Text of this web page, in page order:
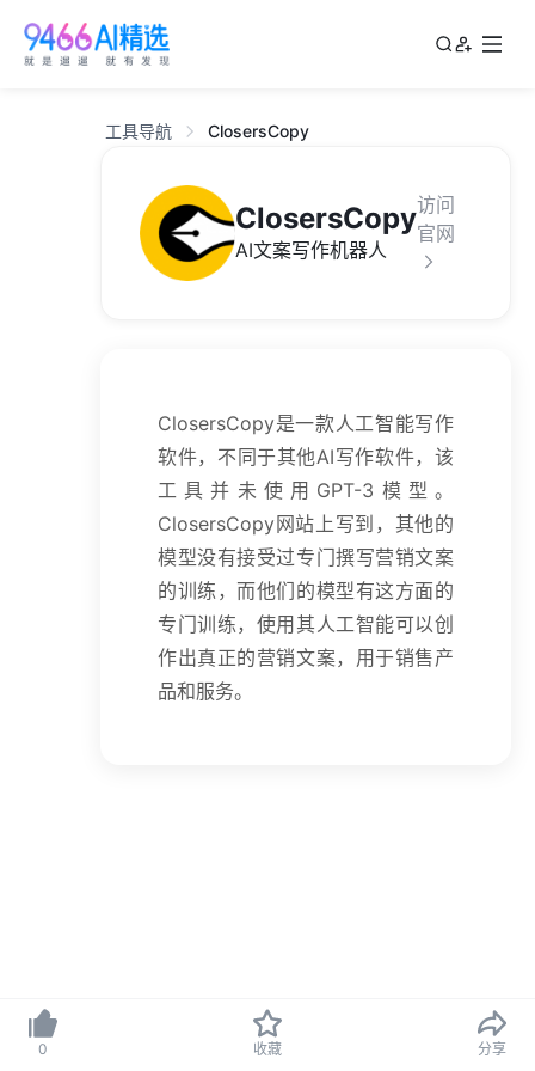
0 收藏 分享
工具导航 ClosersCopy
ClosersCopy
AI文案写作机器人
访问
官网
ClosersCopy是一款人工智能写作
软件，不同于其他AI写作软件，该
工具并未使用GPT-3模型。
ClosersCopy网站上写到，其他的
模型没有接受过专门撰写营销文案
的训练，而他们的模型有这方面的
专门训练，使用其人工智能可以创
作出真正的营销文案，用于销售产
品和服务。
京ICP备09082107号-2 Copyright © 2025 北京思拓合众科技有限公司